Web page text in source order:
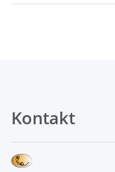
Kontakt